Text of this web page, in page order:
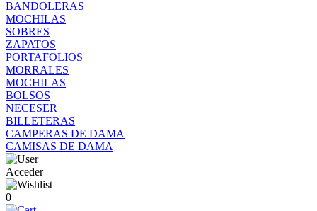
BANDOLERAS
MOCHILAS
SOBRES
ZAPATOS
PORTAFOLIOS
MORRALES
MOCHILAS
BOLSOS
NECESER
BILLETERAS
CAMPERAS DE DAMA
CAMISAS DE DAMA
Acceder
0